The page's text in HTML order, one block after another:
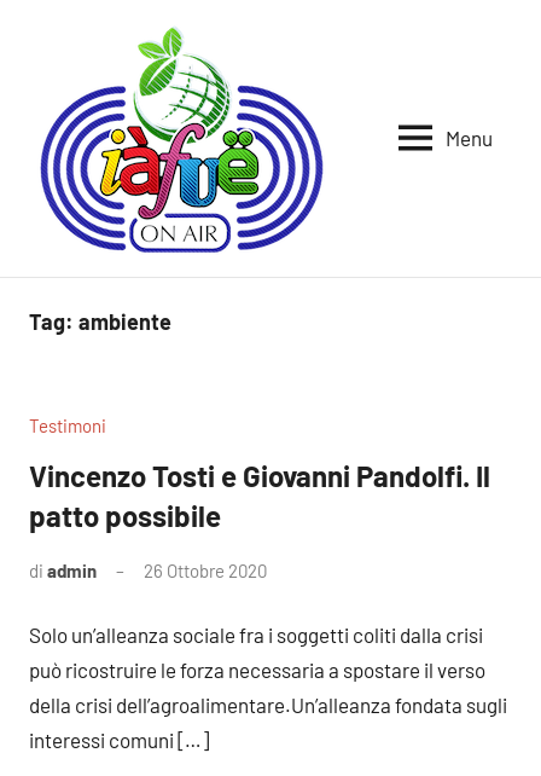
Iafue
Menu
Tag: ambiente
Testimoni
Vincenzo Tosti e Giovanni Pandolfi. Il
patto possibile
di admin 26 Ottobre 2020
Solo un’alleanza sociale fra i soggetti coliti dalla crisi
può ricostruire le forza necessaria a spostare il verso
della crisi dell’agroalimentare.Un’alleanza fondata sugli
interessi comuni […]